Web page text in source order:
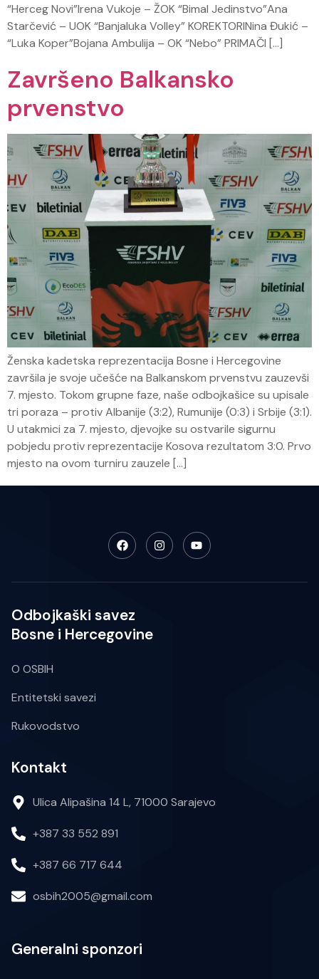
“Herceg Novi”Irena Vukoje – ŽOK “Bimal Jedinstvo”Ana
Starčević – UOK “Banjaluka Volley” KOREKTORINina Đukić –
“Luka Koper”Bojana Ambulija – OK “Nebo” PRIMAČI […]
Završeno Balkansko
prvenstvo
Ženska kadetska reprezentacija Bosne i Hercegovine
završila je svoje učešće na Balkanskom prvenstvu zauzevši
7. mjesto. Tokom grupne faze, naše odbojkašice su upisale
tri poraza – protiv Albanije (3:2), Rumunije (0:3) i Srbije (3:1).
U utakmici za 7. mjesto, djevojke su ostvarile sigurnu
pobjedu protiv reprezentacije Kosova rezultatom 3:0. Prvo
mjesto na ovom turniru zauzele […]
Odbojkaški savez
Bosne i Hercegovine
O OSBIH
Entitetski savezi
Rukovodstvo
Kontakt
Ulica Alipašina 14 L, 71000 Sarajevo
+387 33 552 891
+387 66 717 644
osbih2005@gmail.com
Generalni sponzori